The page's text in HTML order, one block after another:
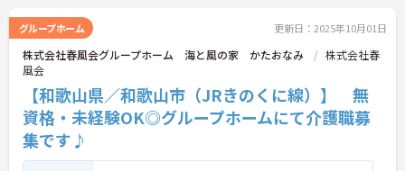
グループホーム 更新日：2025年10月01日
株式会社春風会グループホーム 海と風の家 かたおなみ
株式会社春
風会
【和歌山県／和歌山市（JRきのくに線）】 無
資格・未経験OK◎グループホームにて介護職募
集です♪